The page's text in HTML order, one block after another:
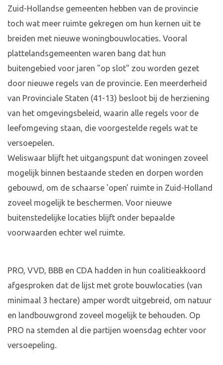
Zuid-Hollandse gemeenten hebben van de provincie
toch wat meer ruimte gekregen om hun kernen uit te
breiden met nieuwe woningbouwlocaties. Vooral
plattelandsgemeenten waren bang dat hun
buitengebied voor jaren "op slot" zou worden gezet
door nieuwe regels van de provincie. Een meerderheid
van Provinciale Staten (41-13) besloot bij de herziening
van het omgevingsbeleid, waarin alle regels voor de
leefomgeving staan, die voorgestelde regels wat te
versoepelen.
Weliswaar blijft het uitgangspunt dat woningen zoveel
mogelijk binnen bestaande steden en dorpen worden
gebouwd, om de schaarse 'open' ruimte in Zuid-Holland
zoveel mogelijk te beschermen. Voor nieuwe
buitenstedelijke locaties blijft onder bepaalde
voorwaarden echter wel ruimte.
PRO, VVD, BBB en CDA hadden in hun coalitieakkoord
afgesproken dat de lijst met grote bouwlocaties (van
minimaal 3 hectare) amper wordt uitgebreid, om natuur
en landbouwgrond zoveel mogelijk te behouden. Op
PRO na stemden al die partijen woensdag echter voor
versoepeling.